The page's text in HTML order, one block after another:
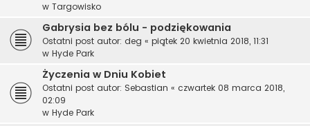
w Targowisko
Gabrysia bez bólu - podziękowania
Ostatni post autor: deg « piątek 20 kwietnia 2018, 11:31
w Hyde Park
Życzenia w Dniu Kobiet
Ostatni post autor: Sebastian « czwartek 08 marca 2018,
02:09
w Hyde Park